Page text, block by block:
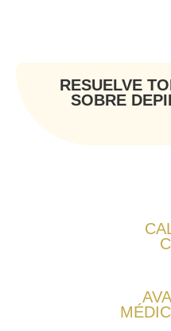
RESUELVE
SOBRE